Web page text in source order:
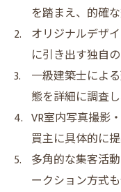
を踏まえ、的確
オリジナルデザ
に引き出す独自
一級建築士によ
態を詳細に調査
VR室内写真撮影
買主に具体的に提
多角的な集客活
ークション方式も